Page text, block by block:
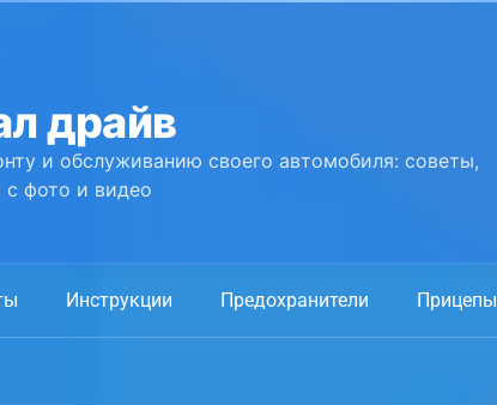
драйв
и обслуживанию своего автомобиля: советы,
с фото и видео
Инструкции Предохранители Прицепы